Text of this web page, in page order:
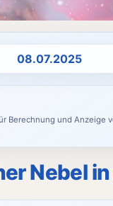
und Anzeige
Nebel